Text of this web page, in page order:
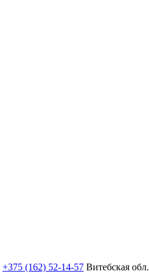
+375 (162) 52-14-57 Витебская обл.